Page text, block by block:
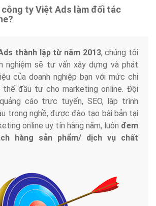
công ty Việt Ads làm đối tác
thành lập từ năm 2013, chúng tôi
nghiệm sẽ tư vấn xây dựng và phát
của doanh nghiệp bạn với mức chi
thể đầu tư cho marketing online. Đội
cáo trực tuyến, SEO, lập trình
trong nghề, được đào tạo bài bản tại
online uy tín hàng năm, luôn đem
hàng sản phẩm/ dịch vụ chất